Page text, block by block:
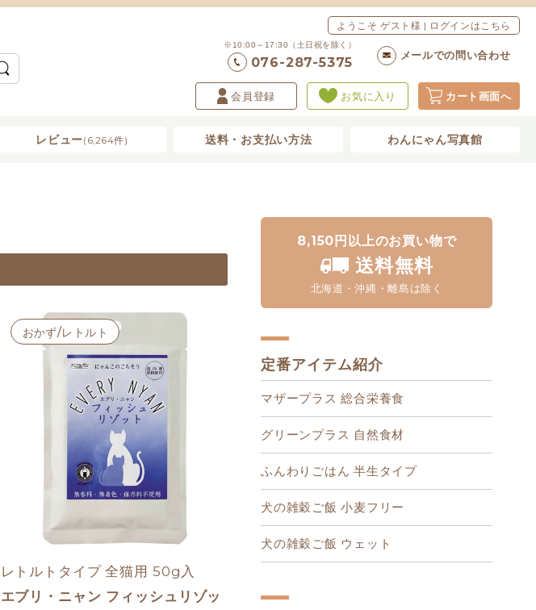
ようこそ ゲスト様 | ログインはこちら
※10:00～17:30（土日祝を除く）
076-287-5375 メールでの問い合わせ
会員登録 お気に入り カート画面へ
レビュー(6,264件) 送料・お支払い方法 わんにゃん写真館
8,150円以上のお買い物で
送料無料
北海道・沖縄・離島は除く
定番アイテム紹介
マザープラス 総合栄養食
グリーンプラス 自然食材
ふんわりごはん 半生タイプ
犬の雑穀ご飯 小麦フリー
犬の雑穀ご飯 ウェット
おかず/レトルト
レトルトタイプ 全猫用 50g入
エブリ・ニャン フィッシュリゾッ